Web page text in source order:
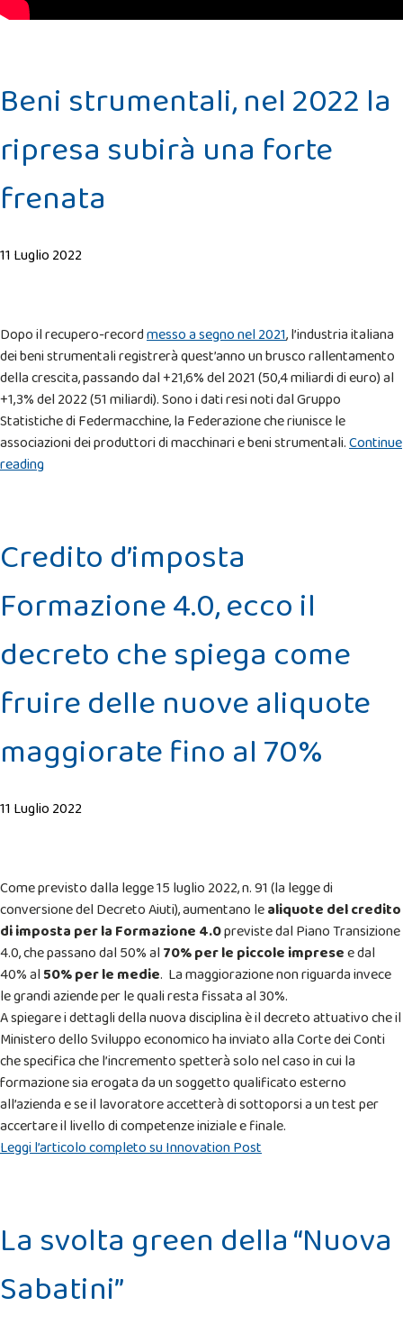
Beni strumentali, nel 2022 la
ripresa subirà una forte
frenata
11 Luglio 2022
Dopo il recupero-recordmesso a segno nel 2021, l’industria italiana
dei beni strumentali registrerà quest’anno un brusco rallentamento
della crescita, passando dal +21,6% del 2021 (50,4 miliardi di euro) al
+1,3% del 2022 (51 miliardi). Sono i dati resi noti dal Gruppo
Statistiche di Federmacchine, la Federazione che riunisce le
associazioni dei produttori di macchinari e beni strumentali.Continue
reading“Beni
la
ripresa
una
frenata”
Credito d’imposta
Formazione 4.0, ecco il
decreto che spiega come
fruire delle nuove aliquote
maggiorate fino al 70%
11 Luglio 2022
Come previsto dalla legge 15 luglio 2022, n. 91 (la legge di
conversione del Decreto Aiuti), aumentano lealiquote del credito
di imposta per la Formazione 4.0previste dal Piano Transizione
4.0, che passano dal 50% al 70% per le piccole impresee dal
40% al 50% per le medie. La maggiorazione non riguarda invece
le grandi aziende per le quali resta fissata al 30%.
A spiegare i dettagli della nuova disciplina è il decreto attuativo che il
Ministero dello Sviluppo economico ha inviato alla Corte dei Conti
che specifica che l’incremento spetterà solo nel caso in cui la
formazione sia erogata da un soggetto qualificato esterno
all’azienda e se il lavoratore accetterà di sottoporsi a un test per
accertare il livello di competenze iniziale e finale.
Leggi l’articolo completo su Innovation Post
La svolta green della “Nuova
Sabatini”